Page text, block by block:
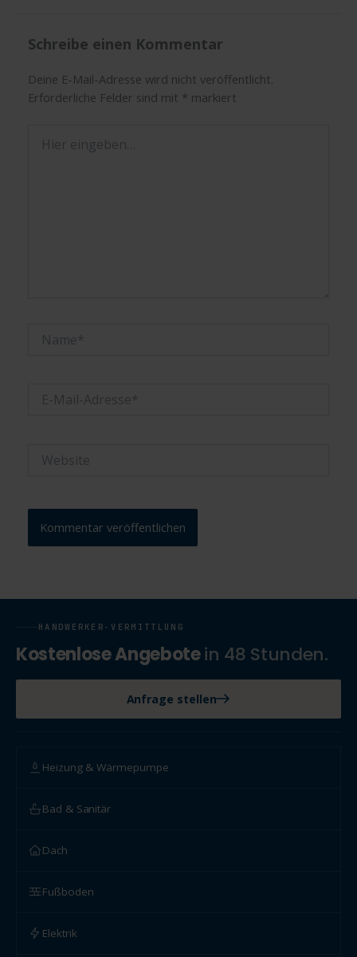
Schreibe einen Kommentar
Deine E-Mail-Adresse wird nicht veröffentlicht.
Erforderliche Felder sind mit * markiert
eingeben…
Mail-
HANDWERKER-VERMITTLUNG
Kostenlose Angebotein 48 Stunden.
Anfrage stellen
Heizung & Wärmepumpe
Bad & Sanitär
Dach
Fußboden
Elektrik